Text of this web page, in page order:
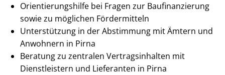
Ori­en­tie­rungs­hil­fe bei Fragen zur Baufinanzierung
sowie zu möglichen Fördermitteln
Unterstützung in der Abstimmung mit Ämtern und
Anwohnern in Pirna
Beratung zu zentralen Ver­trags­in­hal­ten mit
Dienstleistern und Lieferanten in Pirna